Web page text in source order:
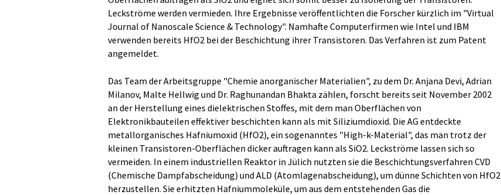
Leckströme werden vermieden. Ihre Ergebnisse veröffentlichten die Forscher kürzlich im "Virtual
Journal of Nanoscale Science & Technology". Namhafte Computerfirmen wie Intel und IBM
verwenden bereits HfO2 bei der Beschichtung ihrer Transistoren. Das Verfahren ist zum Patent
angemeldet.
Das Team der Arbeitsgruppe "Chemie anorganischer Materialien", zu dem Dr. Anjana Devi, Adrian
Milanov, Malte Hellwig und Dr. Raghunandan Bhakta zählen, forscht bereits seit November 2002
an der Herstellung eines dielektrischen Stoffes, mit dem man Oberflächen von
Elektronikbauteilen effektiver beschichten kann als mit Siliziumdioxid. Die AG entdeckte
metallorganisches Hafniumoxid (HfO2), ein sogenanntes "High-k-Material", das man trotz der
kleinen Transistoren-Oberflächen dicker auftragen kann als SiO2. Leckströme lassen sich so
vermeiden. In einem industriellen Reaktor in Jülich nutzten sie die Beschichtungsverfahren CVD
(Chemische Dampfabscheidung) und ALD (Atomlagenabscheidung), um dünne Schichten von HfO2
herzustellen. Sie erhitzten Hafniummoleküle, um aus dem entstehenden Gas die